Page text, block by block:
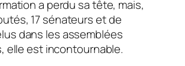
a perdu sa tête, mais,
17 sénateurs et de
dans les assemblées
elle est incontournable.